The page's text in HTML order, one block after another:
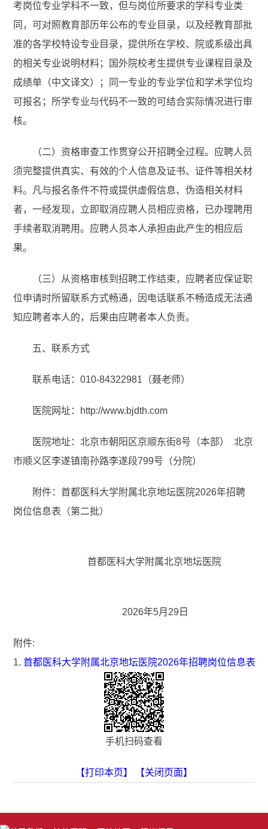
考岗位专业学科不一致，但与岗位所要求的学科专业类
同，可对照教育部历年公布的专业目录，以及经教育部批
准的各学校特设专业目录，提供所在学校、院或系级出具
的相关专业说明材料；国外院校考生提供专业课程目录及
成绩单（中文译文）；同一专业的专业学位和学术学位均
可报名；所学专业与代码不一致的可结合实际情况进行审
核。
（二）资格审查工作贯穿公开招聘全过程。应聘人员
须完整提供真实、有效的个人信息及证书、证件等相关材
料。凡与报名条件不符或提供虚假信息、伪造相关材料
者，一经发现，立即取消应聘人员相应资格，已办理聘用
手续者取消聘用。应聘人员本人承担由此产生的相应后
果。
（三）从资格审核到招聘工作结束，应聘者应保证职
位申请时所留联系方式畅通，因电话联系不畅造成无法通
知应聘者本人的，后果由应聘者本人负责。
五、联系方式
联系电话：010-84322981（聂老师）
医院网址：http://www.bjdth.com
医院地址：北京市朝阳区京顺东街8号（本部）北京
市顺义区李遂镇南孙路李遂段799号（分院）
附件：首都医科大学附属北京地坛医院2026年招聘
岗位信息表（第二批）
首都医科大学附属北京地坛医院
2026年5月29日
附件:
1.首都医科大学附属北京地坛医院2026年招聘岗位信息表（
手机扫码查看
【打印本页】 【关闭页面】